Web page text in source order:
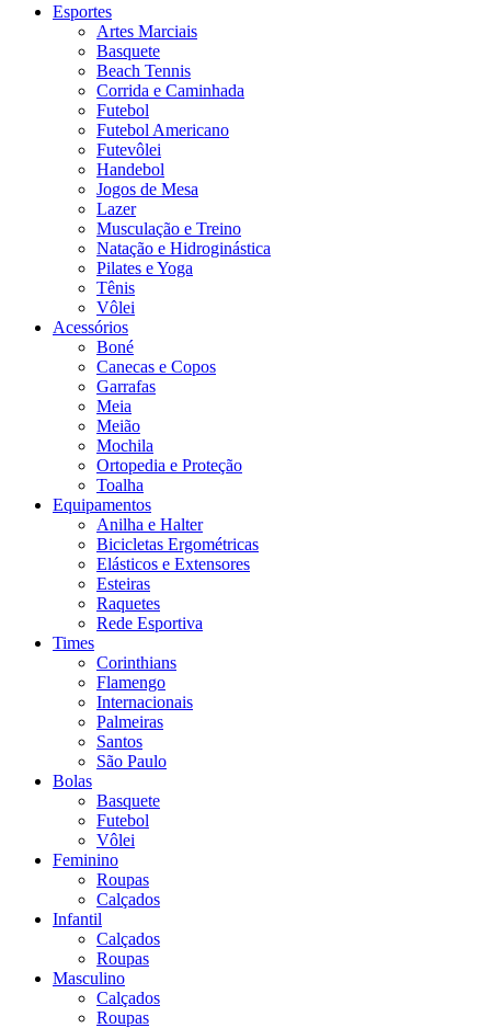
Esportes
Artes Marciais
Basquete
Beach Tennis
Corrida e Caminhada
Futebol
Futebol Americano
Futevôlei
Handebol
Jogos de Mesa
Lazer
Musculação e Treino
Natação e Hidroginástica
Pilates e Yoga
Tênis
Vôlei
Acessórios
Boné
Canecas e Copos
Garrafas
Meia
Meião
Mochila
Ortopedia e Proteção
Toalha
Equipamentos
Anilha e Halter
Bicicletas Ergométricas
Elásticos e Extensores
Esteiras
Raquetes
Rede Esportiva
Times
Corinthians
Flamengo
Internacionais
Palmeiras
Santos
São Paulo
Bolas
Basquete
Futebol
Vôlei
Feminino
Roupas
Calçados
Infantil
Calçados
Roupas
Masculino
Calçados
Roupas